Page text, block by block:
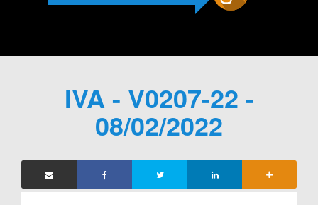
IVA - V0207-22 -
08/02/2022